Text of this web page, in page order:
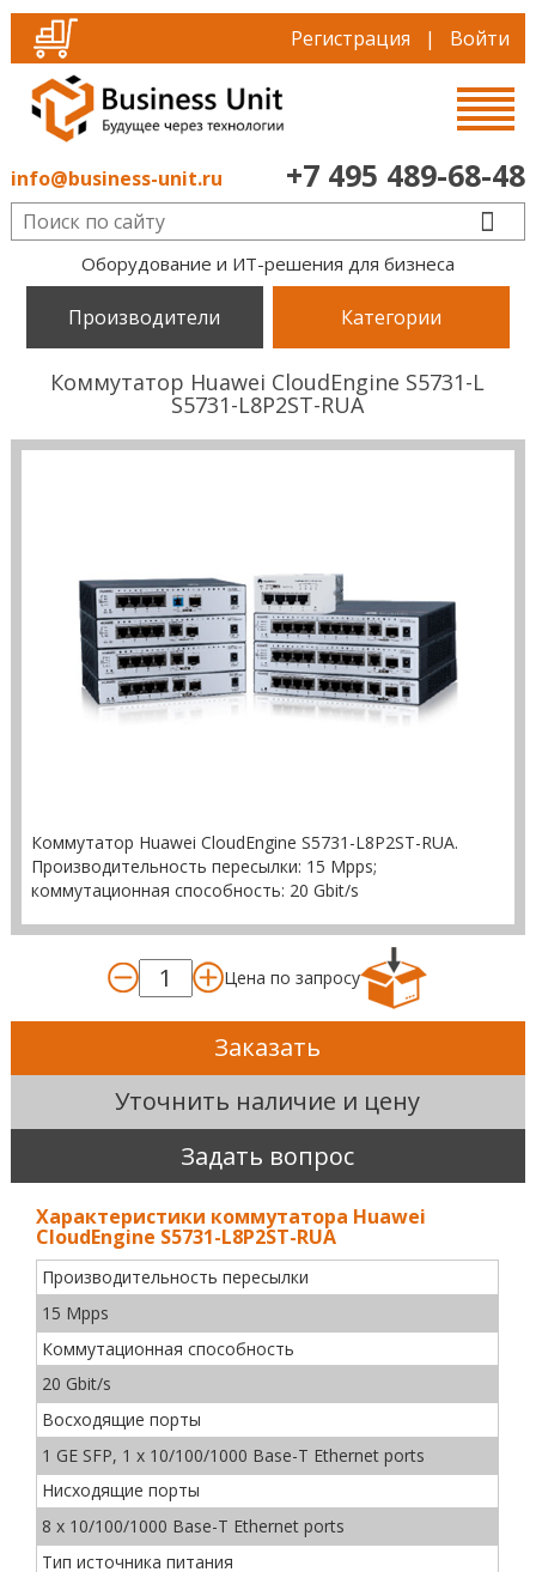
Регистрация | Войти
info@business-unit.ru +7 495 489-68-48
Оборудование и ИТ-решения для бизнеса
Производители Категории
Коммутатор Huawei CloudEngine S5731-L
S5731-L8P2ST-RUA
Коммутатор Huawei CloudEngine S5731-L8P2ST-RUA.
Производительность пересылки: 15 Mpps;
коммутационная способность: 20 Gbit/s
Цена по запросу
Заказать
Уточнить наличие и цену
Задать вопрос
Характеристики коммутатора Huawei
CloudEngine S5731-L8P2ST-RUA
Производительность пересылки
15 Mpps
Коммутационная способность
20 Gbit/s
Восходящие порты
1 GE SFP, 1 x 10/100/1000 Base-T Ethernet ports
Нисходящие порты
8 x 10/100/1000 Base-T Ethernet ports
Тип источника питания